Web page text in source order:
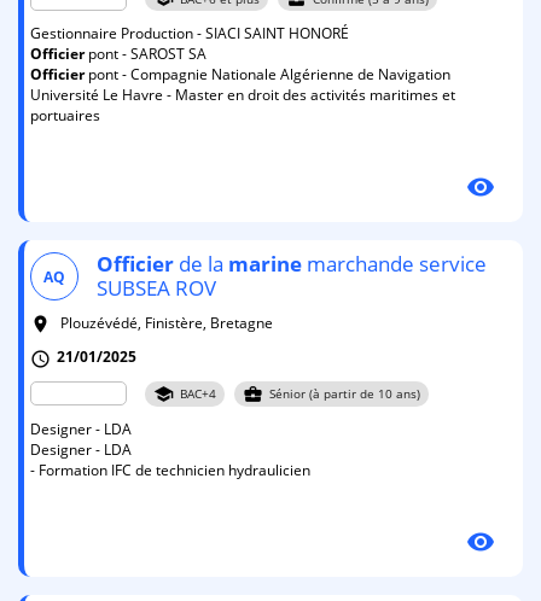
Gestionnaire Production - SIACI SAINT HONORÉ
Officierpont - SAROST SA
Officierpont - Compagnie Nationale Algérienne de Navigation
Université Le Havre - Master en droit des activités maritimes et
portuaires
visibility
AQ Officier de la marine marchande service
SUBSEA ROV
room
Plouzévédé, Finistère, Bretagne
schedule 21/01/2025
school BAC+4 business_center Sénior (à partir de 10 ans)
Designer - LDA
Designer - LDA
- Formation IFC de technicien hydraulicien
visibility